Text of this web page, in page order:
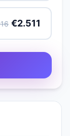
€2.511